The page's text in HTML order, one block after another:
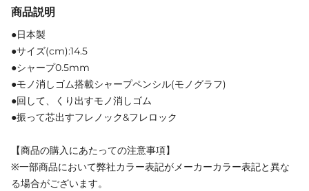
商品説明
●日本製
●サイズ(cm):14.5
●シャープ0.5mm
●モノ消しゴム搭載シャープペンシル(モノグラフ)
●回して、くり出すモノ消しゴム
●振って芯出すフレノック&フレロック
【商品の購入にあたっての注意事項】
※一部商品において弊社カラー表記がメーカーカラー表記と異な
る場合がございます。